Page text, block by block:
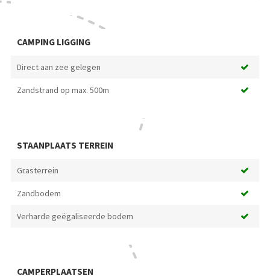
CAMPING LIGGING
Direct aan zee gelegen
Zandstrand op max. 500m
STAANPLAATS TERREIN
Grasterrein
Zandbodem
Verharde geëgaliseerde bodem
CAMPERPLAATSEN